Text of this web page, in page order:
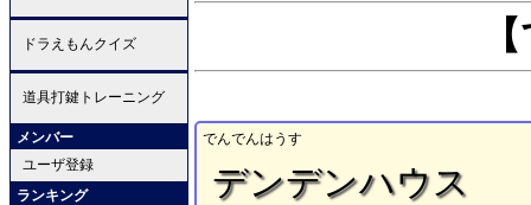
ドラえもんクイズ
道具打鍵トレーニング
メンバー
ユーザ登録
ランキング
でんでんはうす
デンデンハウス